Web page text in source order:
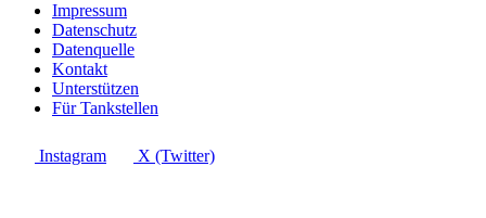
Impressum
Datenschutz
Datenquelle
Kontakt
Unterstützen
Für Tankstellen
Instagram X (Twitter)